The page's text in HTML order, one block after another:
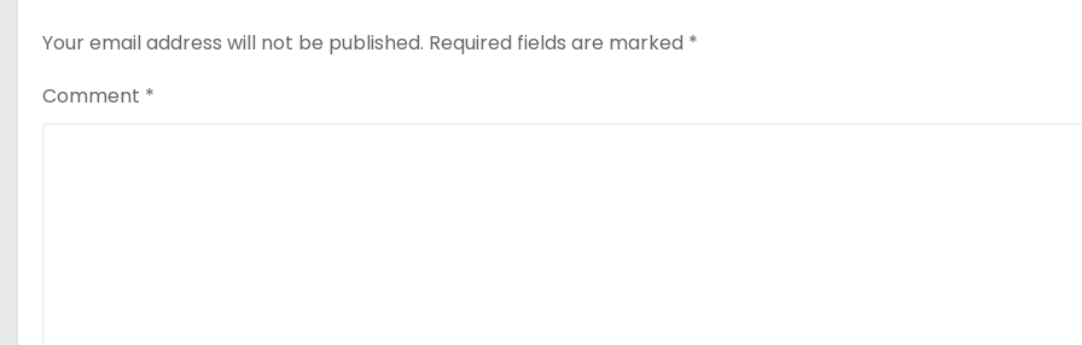
Your email address will not be published. Required fields are marked *
Comment *